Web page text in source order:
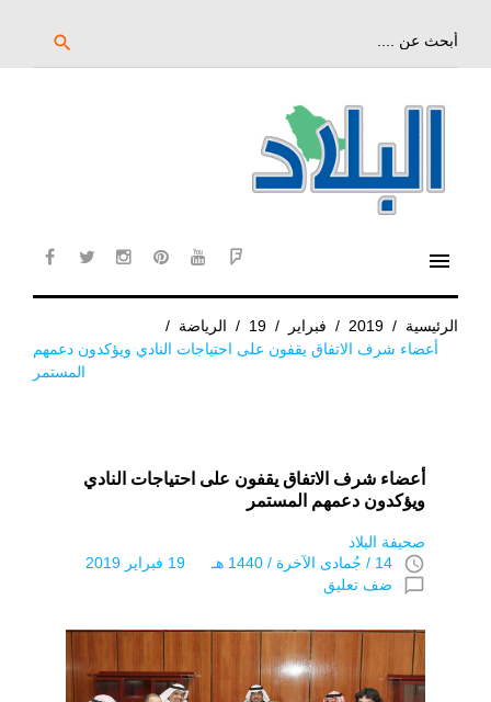
search
menu
الرئيسية /
2019
/ فبراير /
19
/ الرياضة /
أعضاء شرف الاتفاق يقفون على احتياجات النادي ويؤكدون دعمهم
المستمر
أعضاء شرف الاتفاق يقفون على احتياجات النادي
ويؤكدون دعمهم المستمر
صحيفة البلاد
access_time 14 / جُمادى اﻵخرة / 1440 هـ 19 فبراير 2019
chat_bubble_outline ضف تعليق